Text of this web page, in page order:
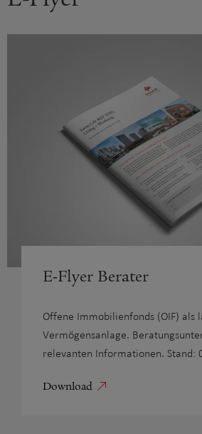
E-Flyer Berater
Offene Immobilienfonds (OIF) als
Vermögensanlage.
relevanten Informationen. Stand:
Download